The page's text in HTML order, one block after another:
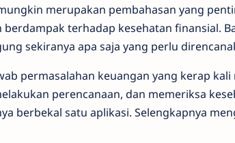
merupakan pembahasan yang
terhadap kesehatan finansial.
sekiranya apa saja yang perlu
permasalahan keuangan yang kerap
perencanaan, dan memeriksa
berbekal satu aplikasi. Selengkapnya